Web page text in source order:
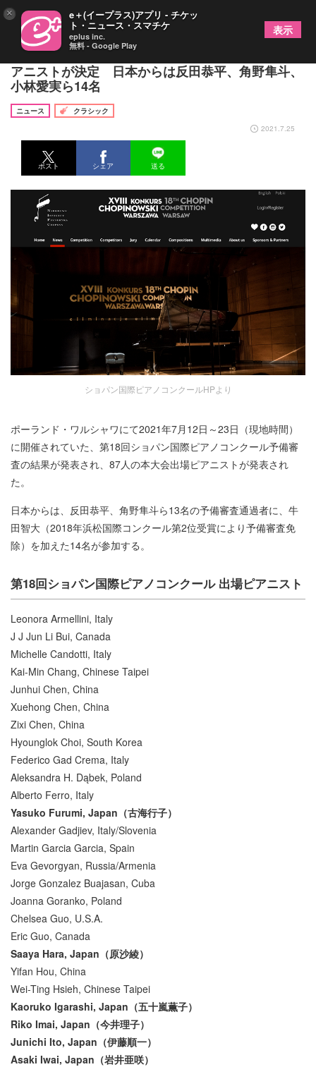
第18回ショパン国際ピアノコンクール本大会出場ピ
アニストが決定 日本からは反田恭平、角野隼斗、
小林愛実ら14名
ニュース
クラシック
2021.7.25
ポスト シェア 送る
ショパン国際ピアノコンクールHPより
ポーランド・ワルシャワにて​2021年7月12日～23日（現地時間）
に開催されていた、第18回ショパン国際ピアノコンクール予備審
査の結果が発表され、87人の本大会出場ピアニストが発表され
た。
日本からは、反田恭平、角野隼斗ら13名の予備審査通過者に、牛
田智大（2018年浜松国際コンクール第2位受賞により予備審査免
除）を加えた14名が参加する。
第18回ショパン国際ピアノコンクール 出場ピアニスト
Leonora Armellini, Italy
J J Jun Li Bui, Canada
Michelle Candotti, Italy
Kai-Min Chang, Chinese Taipei
Junhui Chen, China
Xuehong Chen, China
Zixi Chen, China
Hyounglok Choi, South Korea
Federico Gad Crema, Italy
Aleksandra H. Dąbek, Poland
Alberto Ferro, Italy
Yasuko Furumi, Japan（古海行子）
Alexander Gadjiev, Italy/Slovenia
Martin Garcia Garcia, Spain
Eva Gevorgyan, Russia/Armenia
Jorge Gonzalez Buajasan, Cuba
Joanna Goranko, Poland
Chelsea Guo, U.S.A.
Eric Guo, Canada
Saaya Hara, Japan（原沙綾）
Yifan Hou, China
Wei-Ting Hsieh, Chinese Taipei
Kaoruko Igarashi, Japan（五十嵐薫子）
Riko Imai, Japan（今井理子）
Junichi Ito, Japan（伊藤順一）
Asaki Iwai, Japan（岩井亜咲）
× e＋(イープラス)アプリ - チケッ
ト・ニュース・スマチケ
eplus inc.
無料 - Google Play
表示